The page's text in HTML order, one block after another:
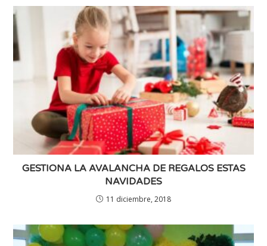
GESTIONA LA AVALANCHA DE REGALOS ESTAS
NAVIDADES
11 diciembre, 2018